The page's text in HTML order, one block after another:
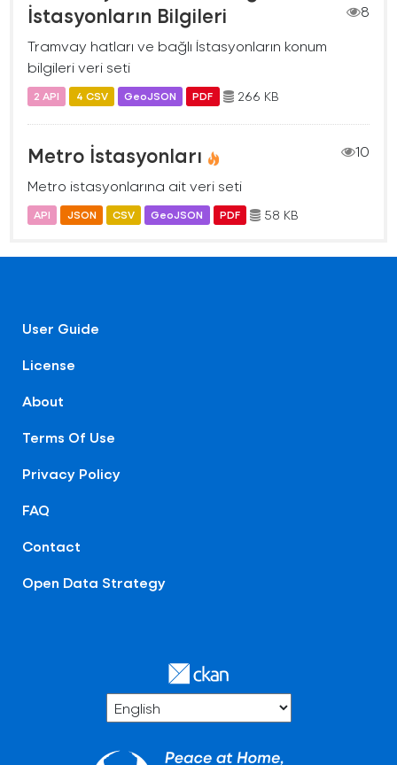
İstasyonların Bilgileri
8
Tramvay hatları ve bağlı İstasyonların konum
bilgileri veri seti
2 API 4 CSV GeoJSON PDF 266 KB
Metro İstasyonları
10
Metro istasyonlarına ait veri seti
API JSON CSV GeoJSON PDF 58 KB
User Guide
License
About
Terms Of Use
Privacy Policy
FAQ
Contact
Open Data Strategy